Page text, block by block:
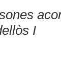
I